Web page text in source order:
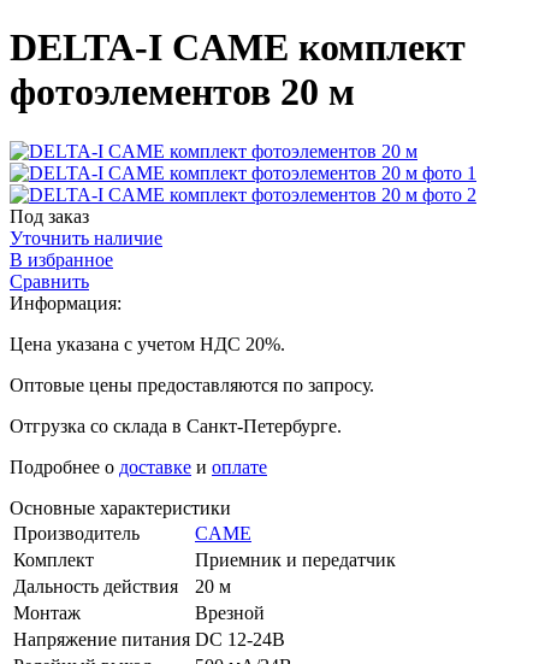
DELTA-I CAME комплект
фотоэлементов 20 м
Под заказ
Уточнить наличие
В избранное
Сравнить
Информация:
Цена указана с учетом НДС 20%.
Оптовые цены предоставляются по запросу.
Отгрузка со склада в Санкт-Петербурге.
Подробнее о доставке и оплате
Основные характеристики
Производитель
CAME
Комплект
Приемник и передатчик
Дальность действия
20 м
Монтаж
Врезной
Напряжение питания DC 12-24В